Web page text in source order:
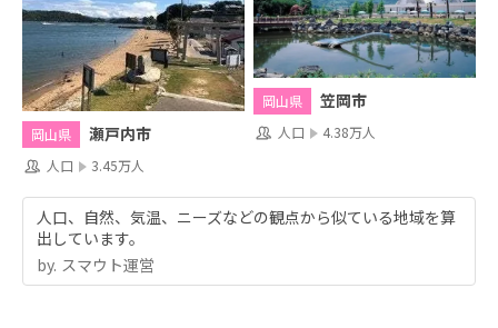
岡山県 瀬戸内市
人口 3.45万人
岡山県 笠岡市
人口 4.38万人
人口、自然、気温、ニーズなどの観点から似ている地域を算
出しています。
by.︎ スマウト運営